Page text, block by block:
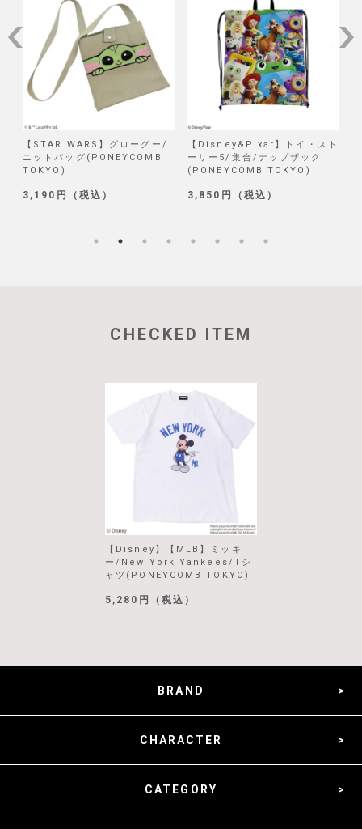
【STAR WARS】グローグー/
ニットバッグ(PONEYCOMB
TOKYO)
3,190円（税込）
【Disney&Pixar】トイ・スト
ーリー5/集合/ナップザック
(PONEYCOMB TOKYO)
3,850円（税込）
CHECKED ITEM
【Disney】【MLB】ミッキ
ー/New York Yankees/Tシ
ャツ(PONEYCOMB TOKYO)
5,280円（税込）
BRAND
CHARACTER
CATEGORY